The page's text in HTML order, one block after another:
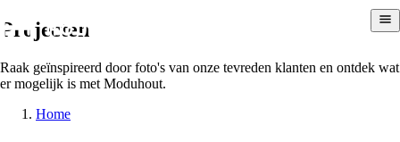
Projecten
Raak geïnspireerd door foto's van onze tevreden klanten en ontdek wat
er mogelijk is met Moduhout.
Home